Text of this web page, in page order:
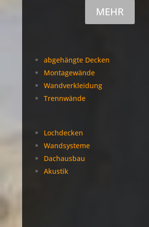
MEHR
abgehängte Decken
Montagewände
Wandverkleidung
Trennwände
Lochdecken
Wandsysteme
Dachausbau
Akustik